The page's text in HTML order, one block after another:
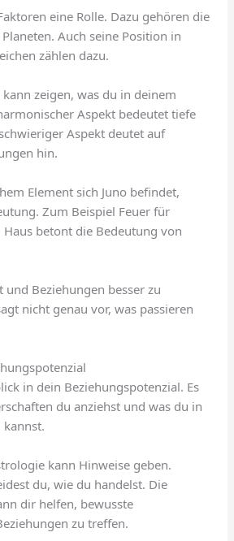
eine Rolle. Dazu gehören die
Auch seine Position in
zählen dazu.
kann zeigen, was du in deinem
Aspekt bedeutet tiefe
Aspekt deutet auf
hin.
Element sich Juno befindet,
Zum Beispiel Feuer für
Haus betont die Bedeutung von
und Beziehungen besser zu
nicht genau vor, was passieren
in dein Beziehungspotenzial. Es
du anziehst und was du in
kannst.
kann Hinweise geben.
du, wie du handelst. Die
dir helfen, bewusste
zu treffen.